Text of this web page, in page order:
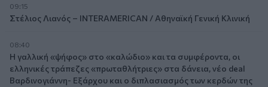
09:15
Στέλιος Λιανός – INTERAMERICAN / Αθηναϊκή Γενική Κλινική
08:40
Η γαλλική «ψήφος» στο «καλώδιο» και τα συμφέροντα, οι
ελληνικές τράπεζες «πρωταθλήτριες» στα δάνεια, νέο deal
Βαρδινογιάννη- Εξάρχου και ο διπλασιασμός των κερδών της